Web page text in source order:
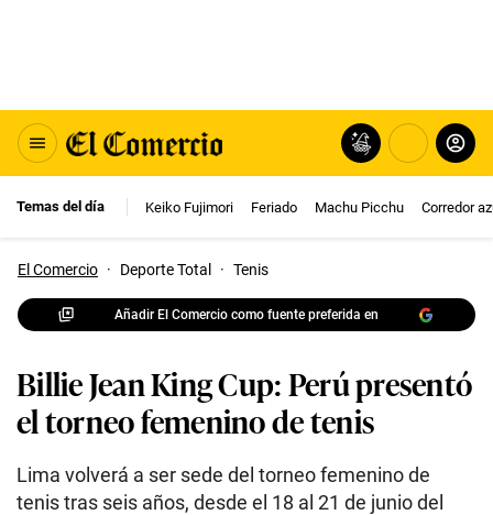
Temas del día Keiko Fujimori Feriado Machu Picchu Corredor
El Comercio · Deporte Total · Tenis
Añadir El Comercio como fuente preferida en
Billie Jean King Cup: Perú presentó
el torneo femenino de tenis
Lima volverá a ser sede del torneo femenino de
tenis tras seis años, desde el 18 al 21 de junio del